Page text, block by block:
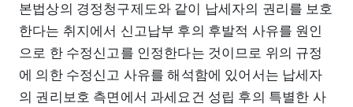
본법상의 경정청구제도와 같이 납세자의 권리를 보호
한다는 취지에서 신고납부 후의 후발적 사유를 원인
으로 한 수정신고를 인정한다는 것이므로 위의 규정
에 의한 수정신고 사유를 해석함에 있어서는 납세자
의 권리보호 측면에서 과세요건 성립 후의 특별한 사